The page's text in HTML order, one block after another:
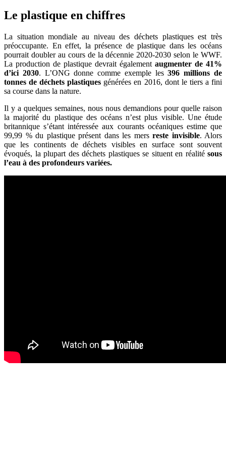
Le plastique en chiffres
La situation mondiale au niveau des déchets plastiques est très
préoccupante. En effet, la présence de plastique dans les océans
pourrait doubler au cours de la décennie 2020-2030 selon le WWF.
La production de plastique devrait également augmenter de 41%
d’ici 2030. L’ONG donne comme exemple les396 millions de
tonnes de déchets plastiques générées en 2016, dont le tiers a fini
sa course dans la nature.
Il y a quelques semaines, nous nous demandions pour quelle raison
la majorité du plastique des océans n’est plus visible. Une étude
britannique s’étant intéressée aux courants océaniques estime que
99,99 % du plastique présent dans les mers reste invisible. Alors
que les continents de déchets visibles en surface sont souvent
évoqués, la plupart des déchets plastiques se situent en réalité sous
l’eau à des profondeurs variées.